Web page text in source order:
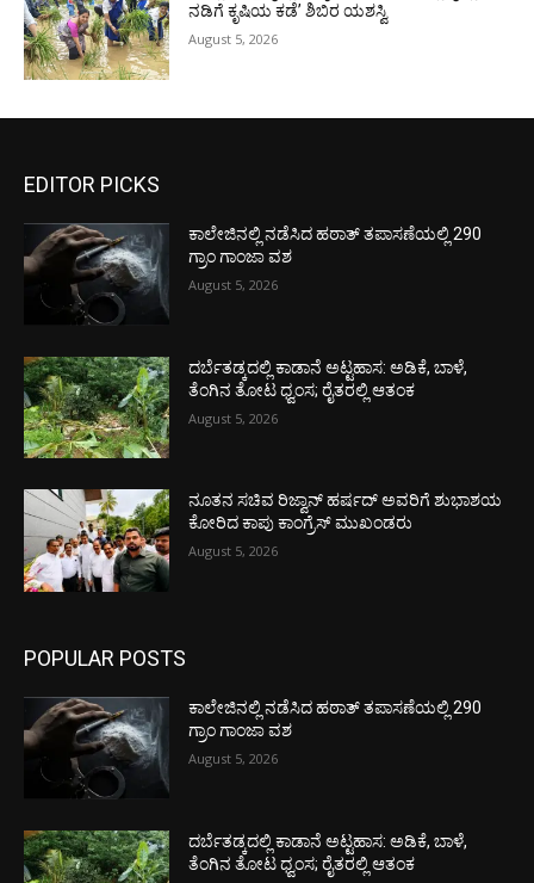
ನಡಿಗೆ ಕೃಷಿಯ ಕಡೆ’ ಶಿಬಿರ ಯಶಸ್ವಿ
August 5, 2026
EDITOR PICKS
ಕಾಲೇಜಿನಲ್ಲಿ ನಡೆಸಿದ ಹಠಾತ್ ತಪಾಸಣೆಯಲ್ಲಿ 290
ಗ್ರಾಂ ಗಾಂಜಾ ವಶ
August 5, 2026
ದರ್ಬೆತಡ್ಕದಲ್ಲಿ ಕಾಡಾನೆ ಅಟ್ಟಹಾಸ: ಅಡಿಕೆ, ಬಾಳೆ,
ತೆಂಗಿನ ತೋಟ ಧ್ವಂಸ; ರೈತರಲ್ಲಿ ಆತಂಕ
August 5, 2026
ನೂತನ ಸಚಿವ ರಿಜ್ವಾನ್ ಹರ್ಷದ್ ಅವರಿಗೆ ಶುಭಾಶಯ
ಕೋರಿದ ಕಾಪು ಕಾಂಗ್ರೆಸ್ ಮುಖಂಡರು
August 5, 2026
POPULAR POSTS
ಕಾಲೇಜಿನಲ್ಲಿ ನಡೆಸಿದ ಹಠಾತ್ ತಪಾಸಣೆಯಲ್ಲಿ 290
ಗ್ರಾಂ ಗಾಂಜಾ ವಶ
August 5, 2026
ದರ್ಬೆತಡ್ಕದಲ್ಲಿ ಕಾಡಾನೆ ಅಟ್ಟಹಾಸ: ಅಡಿಕೆ, ಬಾಳೆ,
ತೆಂಗಿನ ತೋಟ ಧ್ವಂಸ; ರೈತರಲ್ಲಿ ಆತಂಕ